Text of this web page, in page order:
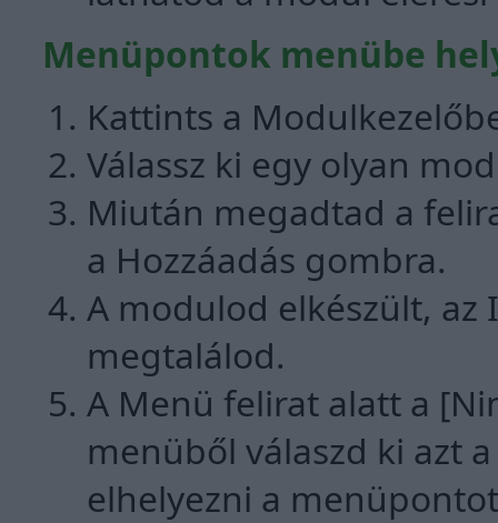
Menüpontok menübe
Kattints a
Válassz ki egy olyan
Miután megadtad a
a Hozzáadás gombra.
A modulod elkészült,
megtalálod.
A Menü felirat alatt a
menüből válaszd ki azt
elhelyezni a